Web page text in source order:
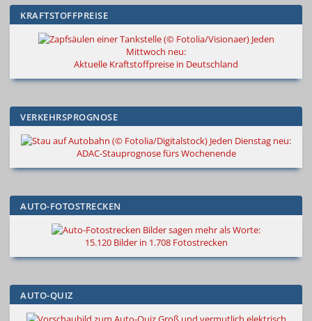
KRAFTSTOFFPREISE
Jeden
Mittwoch neu:
Aktuelle Kraftstoffpreise in Deutschland
VERKEHRSPROGNOSE
Jeden Dienstag neu:
ADAC-Stauprognose fürs Wochenende
AUTO-FOTOSTRECKEN
Bilder sagen mehr als Worte:
15.120 Bilder in 1.708 Fotostrecken
AUTO-QUIZ